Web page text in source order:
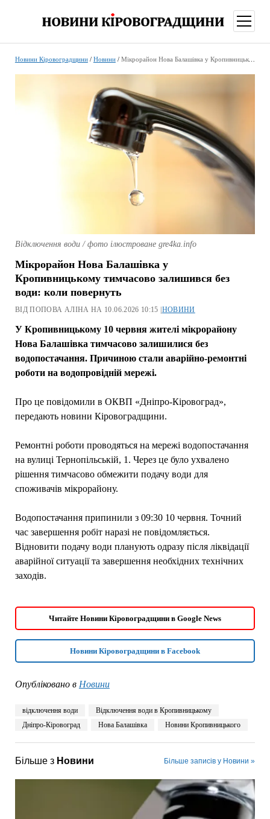
меню
Новини Кіровоградщини/ Новини/ Мікрорайон Нова Балашівка у Кропивницькому тимчасово залишився без води: коли повернуть
Відключення води / фото ілюстроване gre4ka.info
Мікрорайон Нова Балашівка у
Кропивницькому тимчасово залишився без
води: коли повернуть
ВІД ПОПОВА АЛІНА НА 10.06.2026 10:15 |НОВИНИ
У Кропивницькому 10 червня жителі мікрорайону
Нова Балашівка тимчасово залишилися без
водопостачання. Причиною стали аварійно-ремонтні
роботи на водопровідній мережі.
Про це повідомили в ОКВП «Дніпро-Кіровоград»,
передають новини Кіровоградщини.
Ремонтні роботи проводяться на мережі водопостачання
на вулиці Тернопільській, 1. Через це було ухвалено
рішення тимчасово обмежити подачу води для
споживачів мікрорайону.
Водопостачання припинили з 09:30 10 червня. Точний
час завершення робіт наразі не повідомляється.
Відновити подачу води планують одразу після ліквідації
аварійної ситуації та завершення необхідних технічних
заходів.
Читайте Новини Кіровоградщини в Google News
Новини Кіровоградщини в Facebook
Опубліковано в Новини
відключення води
Відключення води в Кропивницькому
Дніпро-Кіровоград
Нова Балашівка Новини Кропивницького
Більше з Новини Більше записів у Новини »